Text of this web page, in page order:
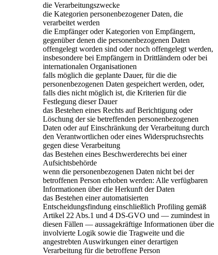
die Verarbeitungszwecke
die Kategorien personenbezogener Daten, die
verarbeitet werden
die Empfänger oder Kategorien von Empfängern,
gegenüber denen die personenbezogenen Daten
offengelegt worden sind oder noch offengelegt werden,
insbesondere bei Empfängern in Drittländern oder bei
internationalen Organisationen
falls möglich die geplante Dauer, für die die
personenbezogenen Daten gespeichert werden, oder,
falls dies nicht möglich ist, die Kriterien für die
Festlegung dieser Dauer
das Bestehen eines Rechts auf Berichtigung oder
Löschung der sie betreffenden personenbezogenen
Daten oder auf Einschränkung der Verarbeitung durch
den Verantwortlichen oder eines Widerspruchsrechts
gegen diese Verarbeitung
das Bestehen eines Beschwerderechts bei einer
Aufsichtsbehörde
wenn die personenbezogenen Daten nicht bei der
betroffenen Person erhoben werden: Alle verfügbaren
Informationen über die Herkunft der Daten
das Bestehen einer automatisierten
Entscheidungsfindung einschließlich Profiling gemäß
Artikel 22 Abs.1 und 4 DS-GVO und — zumindest in
diesen Fällen — aussagekräftige Informationen über die
involvierte Logik sowie die Tragweite und die
angestrebten Auswirkungen einer derartigen
Verarbeitung für die betroffene Person